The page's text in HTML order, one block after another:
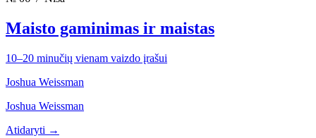
Maisto gaminimas ir maistas
10–20 minučių vienam vaizdo įrašui
Joshua Weissman
Joshua Weissman
Atidaryti →